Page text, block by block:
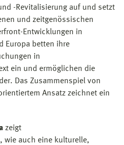
-Revitalisierung auf und setzt
und zeitgenössischen
Entwicklungen in
Europa betten ihre
in
ein und ermöglichen die
Das Zusammenspiel von
Ansatz zeichnet ein
zeigt
wie auch eine kulturelle,